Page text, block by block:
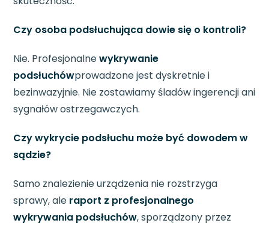
Czy osoba podsłuchująca dowie się o kontroli?
Nie. Profesjonalnewykrywanie
podsłuchówprowadzone jest dyskretnie i
bezinwazyjnie. Nie zostawiamy śladów ingerencji ani
sygnałów ostrzegawczych.
Czy wykrycie podsłuchu może być dowodem w
sądzie?
Samo znalezienie urządzenia nie rozstrzyga
sprawy, ale raport z profesjonalnego
wykrywania podsłuchów, sporządzony przez